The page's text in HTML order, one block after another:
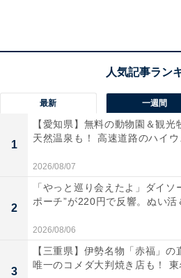
あったから（20代男性）」「幻
る（20代男性）」などのほか、
ンジジュースくださいと言った
がある（20代女性）」など、ご
たまに見せるかわいい部分が憎
目立ちました。
最新 一週間
1
【愛知県】無料の動物園＆観光
天然温泉も！ 高速道路のハイウ
2026/08/07
2
「やっと巡り会えたよ」ダイソ
ポーチ”が220円で反響。ぬい活
2026/08/06
3
【三重県】伊勢名物「赤福」の
唯一のコメダ大判焼き店も！ 東